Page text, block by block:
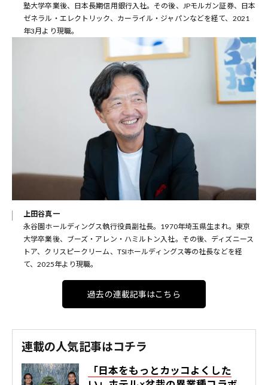
塾大学卒業後、日本長期信用銀行入社。その後、JPモルガン証券、日本
ゼネラル・エレクトリック、カーライル・ジャパンなどを経て、2021
年3月より現職。
上田谷真一
永谷園ホールディングス執行役員副社長。1970年埼玉県生まれ。東京
大学卒業後、ブーズ・アレン・ハミルトン入社。その後、ディズニース
トア、クリスピークリーム、TSIホールディングス等の社長などを経
て、2025年より現職。
過去の連載記事はこちら
連載の人気記事はコチラ
「日本をもっとカッコよくした